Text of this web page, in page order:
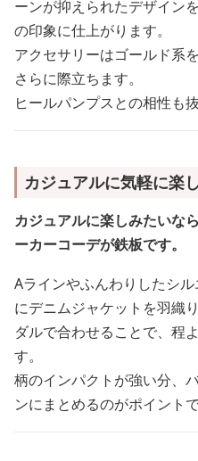
ーンが抑えられたデザイン
の印象に仕上がります。
アクセサリーはゴールド系
さらに際立ちます。
ヒールパンプスとの相性も抜
カジュアルに気軽に楽
カジュアルに楽しみたいな
ーカーコーデが鉄板です。
Aラインやふんわりしたシ
にデニムジャケットを羽織
ダルで合わせることで、程
す。
柄のインパクトが強い分、
ンにまとめるのがポイントで